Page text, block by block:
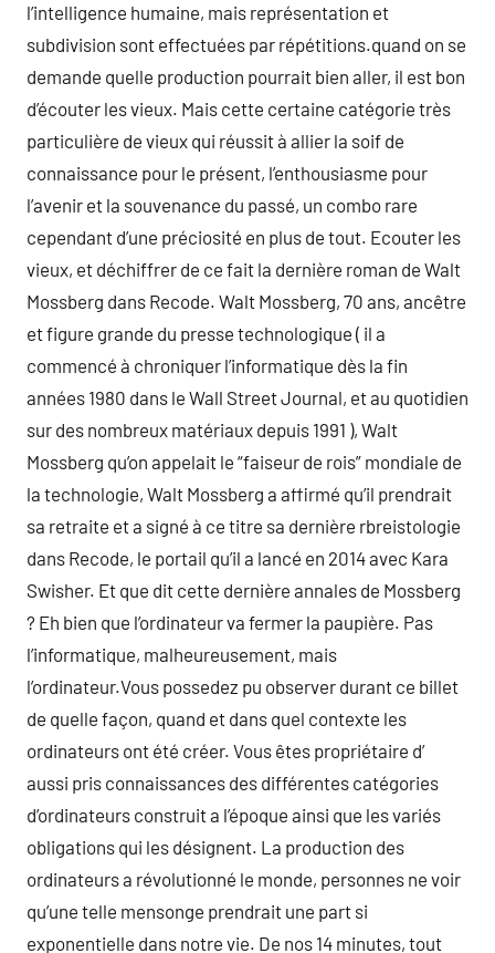
l’intelligence humaine, mais représentation et
subdivision sont effectuées par répétitions.quand on se
demande quelle production pourrait bien aller, il est bon
d’écouter les vieux. Mais cette certaine catégorie très
particulière de vieux qui réussit à allier la soif de
connaissance pour le présent, l’enthousiasme pour
l’avenir et la souvenance du passé, un combo rare
cependant d’une préciosité en plus de tout. Ecouter les
vieux, et déchiffrer de ce fait la dernière roman de Walt
Mossberg dans Recode. Walt Mossberg, 70 ans, ancêtre
et figure grande du presse technologique ( il a
commencé à chroniquer l’informatique dès la fin
années 1980 dans le Wall Street Journal, et au quotidien
sur des nombreux matériaux depuis 1991 ), Walt
Mossberg qu’on appelait le “faiseur de rois” mondiale de
la technologie, Walt Mossberg a affirmé qu’il prendrait
sa retraite et a signé à ce titre sa dernière rbreistologie
dans Recode, le portail qu’il a lancé en 2014 avec Kara
Swisher. Et que dit cette dernière annales de Mossberg
? Eh bien que l’ordinateur va fermer la paupière. Pas
l’informatique, malheureusement, mais
l’ordinateur.Vous possedez pu observer durant ce billet
de quelle façon, quand et dans quel contexte les
ordinateurs ont été créer. Vous êtes propriétaire d’
aussi pris connaissances des différentes catégories
d’ordinateurs construit a l’époque ainsi que les variés
obligations qui les désignent. La production des
ordinateurs a révolutionné le monde, personnes ne voir
qu’une telle mensonge prendrait une part si
exponentielle dans notre vie. De nos 14 minutes, tout